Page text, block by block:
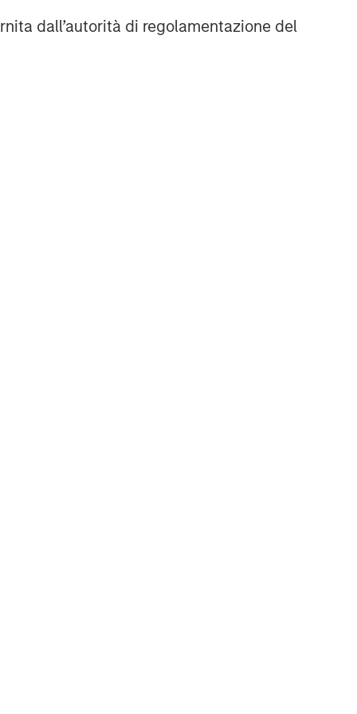
dall’autorità di regolamentazione del